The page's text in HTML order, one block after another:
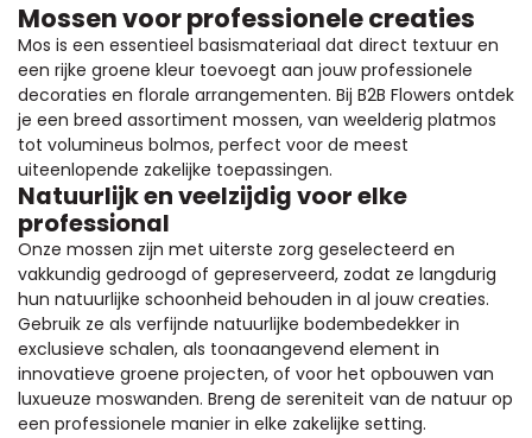
Mossen voor professionele creaties
Mos is een essentieel basismateriaal dat direct textuur en
een rijke groene kleur toevoegt aan jouw professionele
decoraties en florale arrangementen. Bij B2B Flowers ontdek
je een breed assortiment mossen, van weelderig platmos
tot volumineus bolmos, perfect voor de meest
uiteenlopende zakelijke toepassingen.
Natuurlijk en veelzijdig voor elke
professional
Onze mossen zijn met uiterste zorg geselecteerd en
vakkundig gedroogd of gepreserveerd, zodat ze langdurig
hun natuurlijke schoonheid behouden in al jouw creaties.
Gebruik ze als verfijnde natuurlijke bodembedekker in
exclusieve schalen, als toonaangevend element in
innovatieve groene projecten, of voor het opbouwen van
luxueuze moswanden. Breng de sereniteit van de natuur op
een professionele manier in elke zakelijke setting.